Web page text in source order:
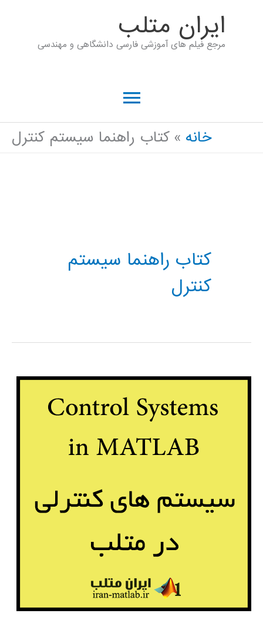
ايران متلب
مرجع فیلم های آموزشی فارسی دانشگاهی و مهندسی
فهرست
اصلی
خانه کتاب راهنما سیستم کنترل
کتاب راهنما سیستم
کنترل